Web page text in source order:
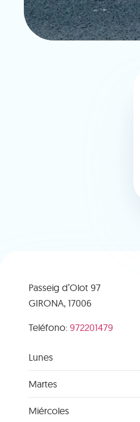
Passeig d’Olot 97
GIRONA, 17006
Teléfono: 972201479
Lunes
Martes
Miércoles